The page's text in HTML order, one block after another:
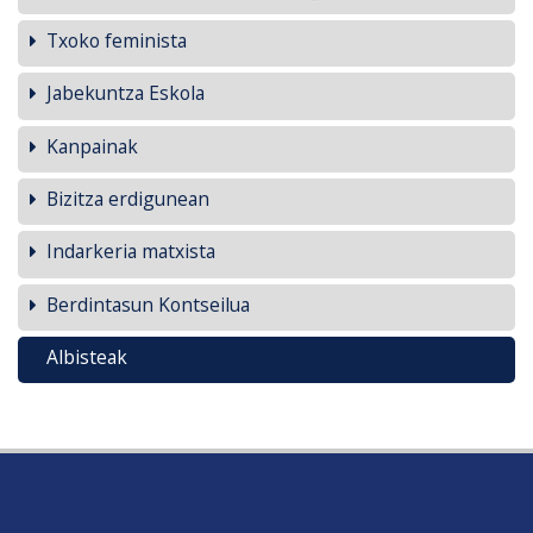
Txoko feminista
Jabekuntza Eskola
Kanpainak
Bizitza erdigunean
Indarkeria matxista
Berdintasun Kontseilua
Albisteak